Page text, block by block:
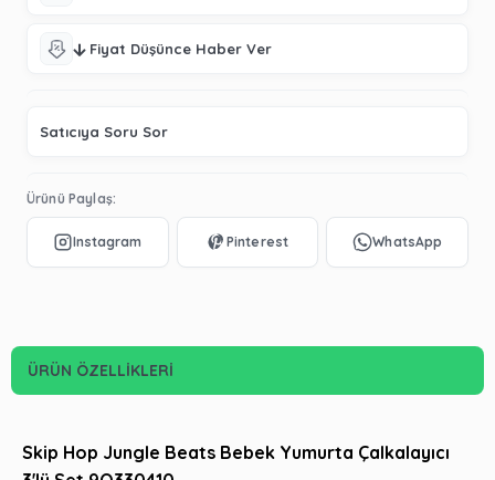
Fiyat Düşünce Haber Ver
Satıcıya Soru Sor
Ürünü Paylaş:
ÜRÜN ÖZELLIKLERI
Skip Hop Jungle Beats Bebek Yumurta Çalkalayıcı